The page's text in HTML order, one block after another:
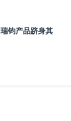
钧产品跻身其